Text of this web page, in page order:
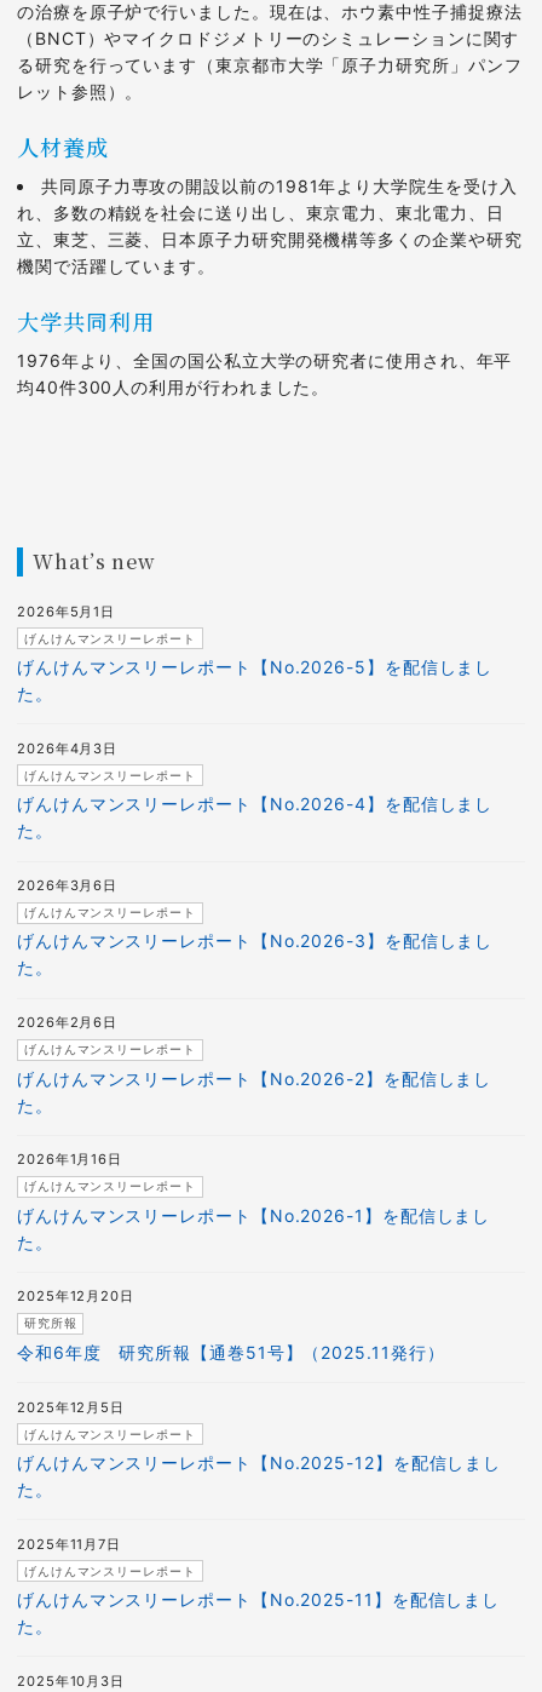
の治療を原子炉で行いました。現在は、ホウ素中性子捕捉療法
（BNCT）やマイクロドジメトリーのシミュレーションに関す
る研究を行っています（東京都市大学「原子力研究所」パンフ
レット参照）。
人材養成
共同原子力専攻の開設以前の1981年より大学院生を受け入
れ、多数の精鋭を社会に送り出し、東京電力、東北電力、日
立、東芝、三菱、日本原子力研究開発機構等多くの企業や研究
機関で活躍しています。
大学共同利用
1976年より、全国の国公私立大学の研究者に使用され、年平
均40件300人の利用が行われました。
What’s new
げんけんマンスリーレポート【No.2026-5】を配信しまし
た。
げんけんマンスリーレポート
2026年5月1日
げんけんマンスリーレポート【No.2026-4】を配信しまし
た。
げんけんマンスリーレポート
2026年4月3日
げんけんマンスリーレポート【No.2026-3】を配信しまし
た。
げんけんマンスリーレポート
2026年3月6日
げんけんマンスリーレポート【No.2026-2】を配信しまし
た。
げんけんマンスリーレポート
2026年2月6日
げんけんマンスリーレポート【No.2026-1】を配信しまし
た。
げんけんマンスリーレポート
2026年1月16日
令和6年度 研究所報【通巻51号】（2025.11発行）
研究所報
2025年12月20日
げんけんマンスリーレポート【No.2025-12】を配信しまし
た。
げんけんマンスリーレポート
2025年12月5日
げんけんマンスリーレポート【No.2025-11】を配信しまし
た。
げんけんマンスリーレポート
2025年11月7日
2025年10月3日